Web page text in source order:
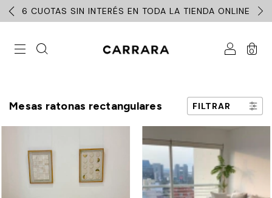
6 CUOTAS SIN INTERÉS EN TODA LA TIENDA ONLINE
0
Mesas ratonas rectangulares FILTRAR